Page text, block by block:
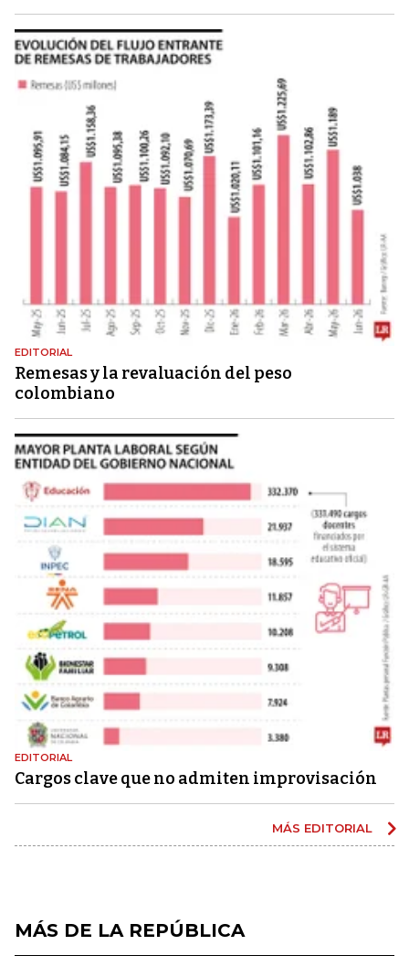
EDITORIAL
Remesas y la revaluación del peso
colombiano
EDITORIAL
Cargos clave que no admiten improvisación
MÁS EDITORIAL
MÁS DE LA REPÚBLICA